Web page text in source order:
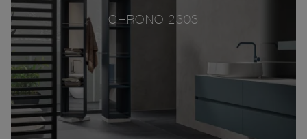
CHRONO 2303